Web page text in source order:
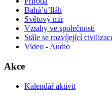
Bahá’u’lláh
Světový mír
Vztahy ve společnosti
Stále se rozvíjející
Video - Audio
Akce
Kalendář aktivit